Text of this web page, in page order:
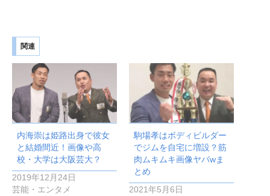
関連
内海崇は姫路出身で彼女
と結婚間近！画像や高
校・大学は大阪芸大？
2019年12月24日
芸能・エンタメ
駒場孝はボディビルダー
でジムを自宅に増設？筋
肉ムキムキ画像ヤバwま
とめ
2021年5月6日